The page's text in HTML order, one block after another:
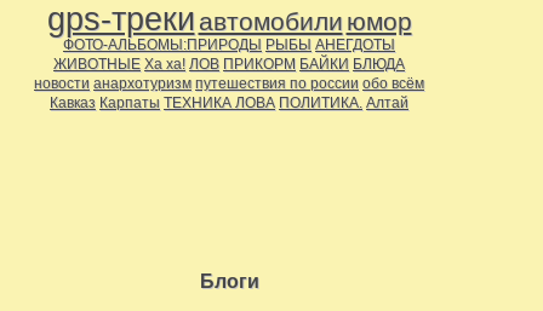
gps-треки автомобили юмор
ФОТО-АЛЬБОМЫ:ПРИРОДЫ РЫБЫ АНЕГДОТЫ
ЖИВОТНЫЕ Ха ха! ЛОВ ПРИКОРМ БАЙКИ БЛЮДА
новости анархотуризм путешествия по россии обо всём
Кавказ Карпаты ТЕХНИКА ЛОВА ПОЛИТИКА. Алтай
Блоги